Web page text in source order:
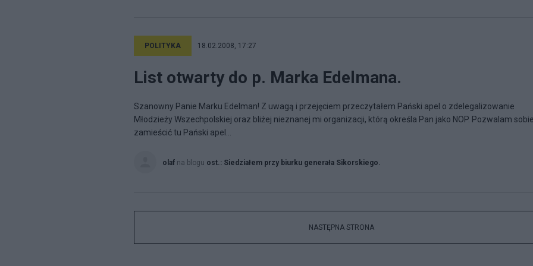
POLITYKA 18.02.2008, 17:27
List otwarty do p. Marka Edelmana.
Szanowny Panie Marku Edelman! Z uwagą i przejęciem przeczytałem Pański apel o zdelegalizowanie
Młodzieży Wszechpolskiej oraz bliżej nieznanej mi organizacji, którą określa Pan jako NOP. Pozwalam
zamieścić tu Pański apel...
olaf na blogu ost.: Siedziałem przy biurku generała Sikorskiego.
NASTĘPNA STRONA